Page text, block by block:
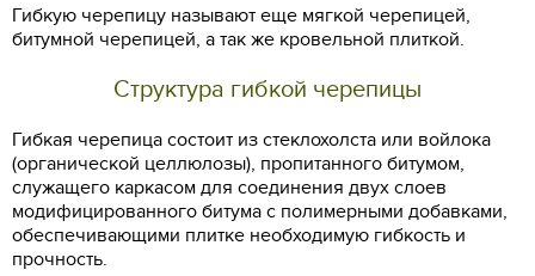
Гибкую черепицу называют еще мягкой черепицей,
битумной черепицей, а так же кровельной плиткой.
Структура гибкой черепицы
Гибкая черепица состоит из стеклохолста или войлока
(органической целлюлозы), пропитанного битумом,
служащего каркасом для соединения двух слоев
модифицированного битума с полимерными добавками,
обеспечивающими плитке необходимую гибкость и
прочность.